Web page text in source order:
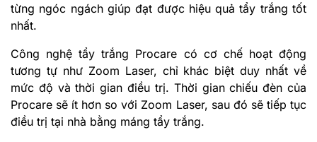
từng ngóc ngách giúp đạt được hiệu quả tẩy trắng tốt
nhất.
Công nghệ tẩy trắng Procare có cơ chế hoạt động
tương tự như Zoom Laser, chỉ khác biệt duy nhất về
mức độ và thời gian điều trị. Thời gian chiếu đèn của
Procare sẽ ít hơn so với Zoom Laser, sau đó sẽ tiếp tục
điều trị tại nhà bằng máng tẩy trắng.